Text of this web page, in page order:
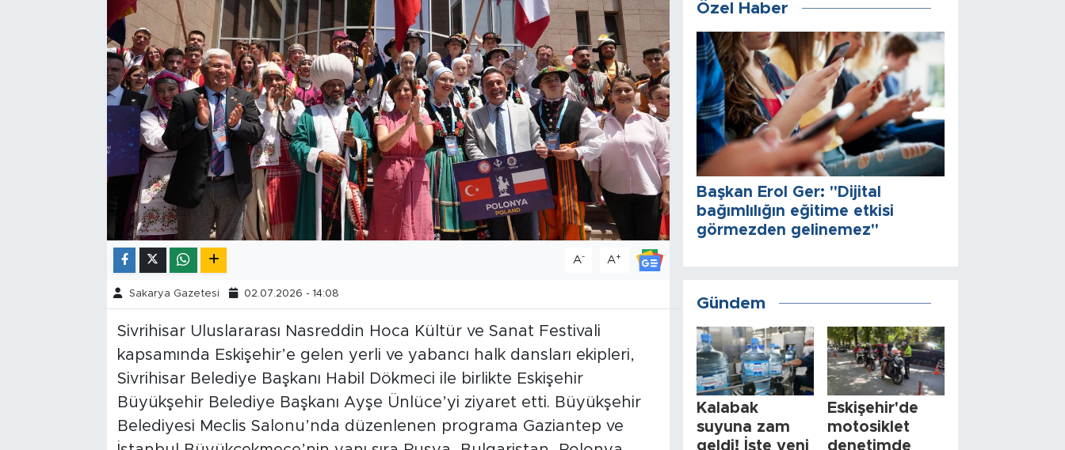
A- A+
Sakarya Gazetesi 02.07.2026 - 14:08
Sivrihisar Uluslararası Nasreddin Hoca Kültür ve Sanat Festivali
kapsamında Eskişehir’e gelen yerli ve yabancı halk dansları ekipleri,
Sivrihisar Belediye Başkanı Habil Dökmeci ile birlikte Eskişehir
Büyükşehir Belediye Başkanı Ayşe Ünlüce’yi ziyaret etti. Büyükşehir
Belediyesi Meclis Salonu’nda düzenlenen programa Gaziantep ve
Özel Haber
Başkan Erol Ger: "Dijital
bağımlılığın eğitime etkisi
görmezden gelinemez"
Gündem
Kalabak
suyuna zam
geldi! İşte yeni
Eskişehir'de
motosiklet
denetimde
Resmi İlanlar
Foto Şaka